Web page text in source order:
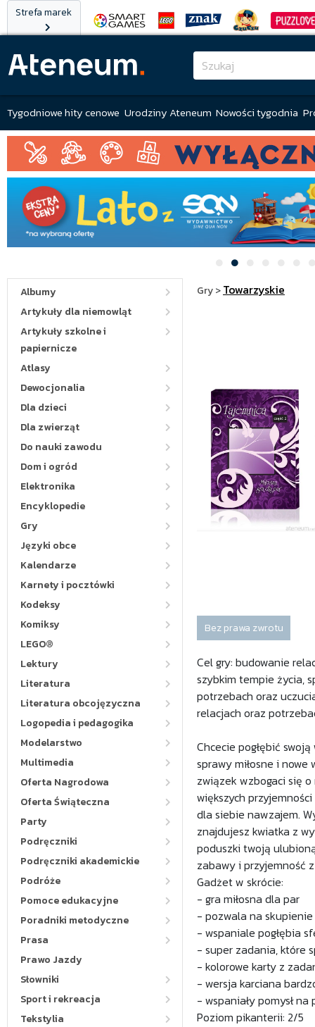
Strefa marek
Tygodniowe hity cenowe Urodziny Ateneum Nowości tygodnia
Albumy
Artykuły dla niemowląt
Artykuły szkolne i
papiernicze
Atlasy
Dewocjonalia
Dla dzieci
Dla zwierząt
Do nauki zawodu
Dom i ogród
Elektronika
Encyklopedie
Gry
Języki obce
Kalendarze
Karnety i pocztówki
Kodeksy
Komiksy
LEGO®
Lektury
Literatura
Literatura obcojęzyczna
Logopedia i pedagogika
Modelarstwo
Multimedia
Oferta Nagrodowa
Oferta Świąteczna
Party
Podręczniki
Podręczniki akademickie
Podróże
Pomoce edukacyjne
Poradniki metodyczne
Prasa
Prawo Jazdy
Słowniki
Sport i rekreacja
Tekstylia
Gry>Towarzyskie
Bez prawa zwrotu
Cel gry: budowanie
szybkim tempie życia,
potrzebach oraz
relacjach oraz
Chcecie pogłębić
sprawy miłosne i
związek wzbogaci się
większych
dla siebie nawzajem.
znajdujesz kwiatka z
poduszki twoją
zabawy i przyjemność
Gadżet w skrócie:
- gra miłosna dla par
- pozwala na
- wspaniale pogłębia
- super zadania, które
- kolorowe karty z
- wersja karciana
- wspaniały pomysł na
Poziom pikanterii: 2/5